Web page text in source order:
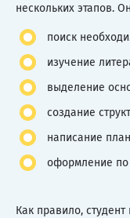
нескольких этапов.
поиск
изучение
выделение
создание
написание
оформление по
Как правило,